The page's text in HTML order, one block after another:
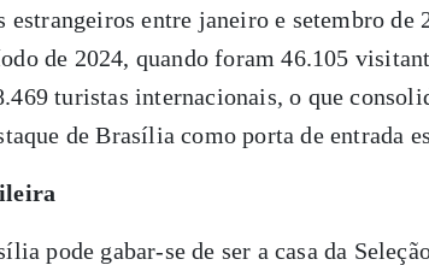
estrangeiros entre janeiro e setembro de
de 2024, quando foram 46.105
turistas internacionais, o que
de Brasília como porta de entrada
pode gabar-se de ser a casa da